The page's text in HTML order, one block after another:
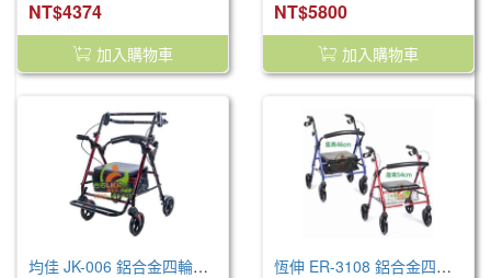
NT$4374
加入購物車
NT$5800
加入購物車
均佳 JK-006 鋁合金四輪助行車/推車型 恆伸 ER-3108 鋁合金四輪助行車